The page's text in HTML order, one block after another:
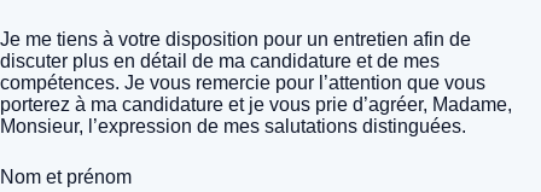
Je me tiens à votre disposition pour un entretien afin de
discuter plus en détail de ma candidature et de mes
compétences. Je vous remercie pour l’attention que vous
porterez à ma candidature et je vous prie d’agréer, Madame,
Monsieur, l’expression de mes salutations distinguées.
Nom et prénom